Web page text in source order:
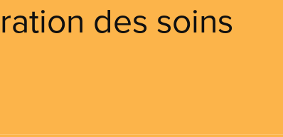
des soins